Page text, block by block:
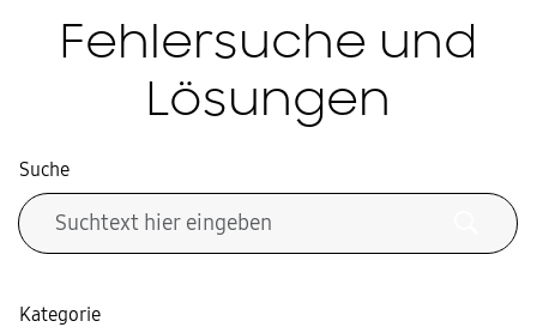
Fehlersuche und
Lösungen
Suche
Kategorie